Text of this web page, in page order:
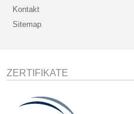
Kontakt
Sitemap
ZERTIFIKATE